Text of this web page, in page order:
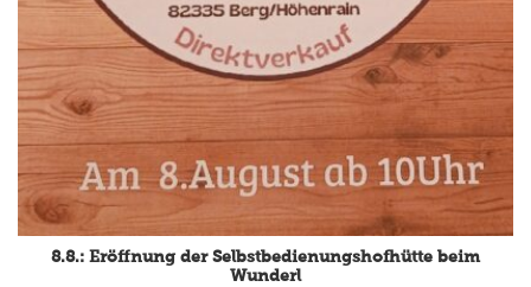
8.8.: Eröffnung der Selbstbedienungshofhütte beim
Wunderl